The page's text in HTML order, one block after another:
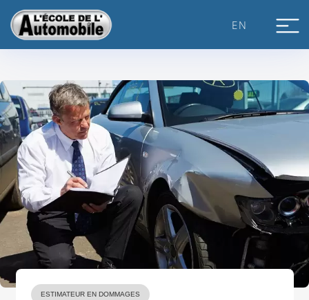
content
EN
ESTIMATEUR EN DOMMAGES